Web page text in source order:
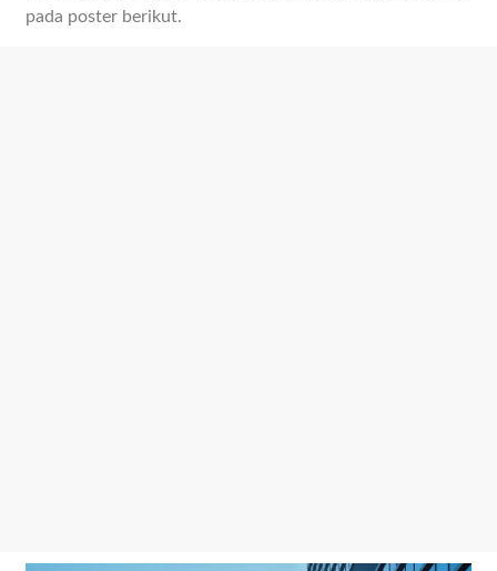
pada poster berikut.